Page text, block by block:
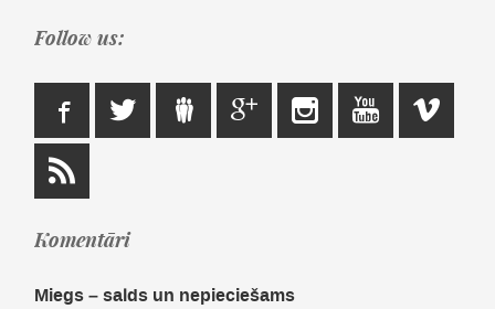
Follow us:
Komentāri
Miegs – salds un nepieciešams